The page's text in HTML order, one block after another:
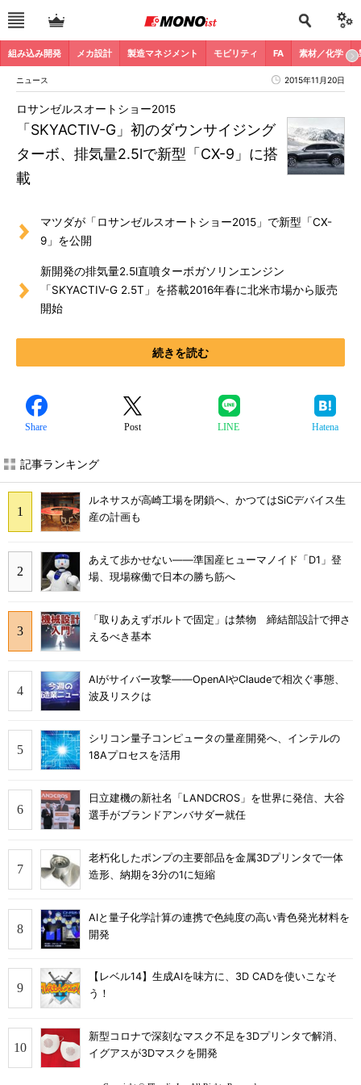
組み込み開発 メカ設計 製造マネジメント モビリティ FA 素材／化学
ニュース 2015年11月20日
「SKYACTIV-G」初のダウンサイジング
ターボ、排気量2.5lで新型「CX-9」に搭
載
ロサンゼルスオートショー2015
マツダが「ロサンゼルスオートショー2015」で新型「CX-
9」を公開
新開発の排気量2.5l直噴ターボガソリンエンジン
「SKYACTIV-G 2.5T」を搭載2016年春に北米市場から販売
開始
続きを読む
Share Post LINE Hatena
記事ランキング
ルネサスが高崎工場を閉鎖へ、かつてはSiCデバイス生
産の計画も
あえて歩かせない――準国産ヒューマノイド「D1」登
場、現場稼働で日本の勝ち筋へ
「取りあえずボルトで固定」は禁物 締結部設計で押さ
えるべき基本
AIがサイバー攻撃――OpenAIやClaudeで相次ぐ事態、
波及リスクは
シリコン量子コンピュータの量産開発へ、インテルの
18Aプロセスを活用
日立建機の新社名「LANDCROS」を世界に発信、大谷
選手がブランドアンバサダー就任
老朽化したポンプの主要部品を金属3Dプリンタで一体
造形、納期を3分の1に短縮
AIと量子化学計算の連携で色純度の高い青色発光材料を
開発
【レベル14】生成AIを味方に、3D CADを使いこなそ
う！
新型コロナで深刻なマスク不足を3Dプリンタで解消、
イグアスが3Dマスクを開発